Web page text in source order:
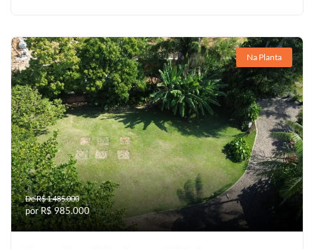
Na Planta
De R$ 1.485.000
por R$ 985.000